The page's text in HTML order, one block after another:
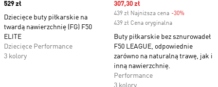
Price
529 zł
Dziecięce buty piłkarskie na
twardą nawierzchnię (FG) F50
ELITE
Dziecięce Performance
3 kolory
Sale price
307,30 zł
439 zł Najniższa cena -30%
439 zł Cena oryginalna
Buty piłkarskie bez sznurowadeł
F50 LEAGUE, odpowiednie
zarówno na naturalną trawę, jak i
inną nawierzchnię.
Performance
3 kolory